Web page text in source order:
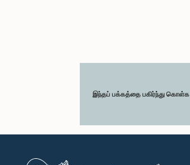
இந்தப் பக்கத்தை பகிர்ந்து கொள்க